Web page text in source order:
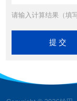
请输入计算结果（填